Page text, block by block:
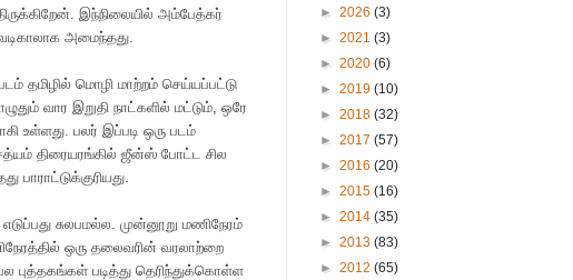
இந்நிலையில் அம்பேத்கர்
அமைந்தது.
தமிழில் மொழி மாற்றம் செய்யப்பட்டு
வார இறுதி நாட்களில் மட்டும், ஒரே
உள்ளது. பலர் இப்படி ஒரு படம்
திரையரங்கில் ஜீன்ஸ் போட்ட சில
சுலபமல்ல. முன்னூறு மணிநேரம்
ஒரு தலைவரின் வரலாற்றை
பல புத்தகங்கள் படித்து தெரிந்துக்கொள்ள
► 2026 (3)
► 2021 (3)
► 2020 (6)
► 2019 (10)
► 2018 (32)
► 2017 (57)
► 2016 (20)
► 2015 (16)
► 2014 (35)
► 2013 (83)
► 2012 (65)